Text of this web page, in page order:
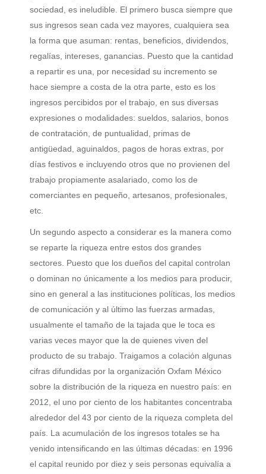
sociedad, es ineludible. El primero busca siempre que
sus ingresos sean cada vez mayores, cualquiera sea
la forma que asuman: rentas, beneficios, dividendos,
regalías, intereses, ganancias. Puesto que la cantidad
a repartir es una, por necesidad su incremento se
hace siempre a costa de la otra parte, esto es los
ingresos percibidos por el trabajo, en sus diversas
expresiones o modalidades: sueldos, salarios, bonos
de contratación, de puntualidad, primas de
antigüedad, aguinaldos, pagos de horas extras, por
días festivos e incluyendo otros que no provienen del
trabajo propiamente asalariado, como los de
comerciantes en pequeño, artesanos, profesionales,
etc.
Un segundo aspecto a considerar es la manera como
se reparte la riqueza entre estos dos grandes
sectores. Puesto que los dueños del capital controlan
o dominan no únicamente a los medios para producir,
sino en general a las instituciones políticas, los medios
de comunicación y al último las fuerzas armadas,
usualmente el tamaño de la tajada que le toca es
varias veces mayor que la de quienes viven del
producto de su trabajo. Traigamos a colación algunas
cifras difundidas por la organización Oxfam México
sobre la distribución de la riqueza en nuestro país: en
2012, el uno por ciento de los habitantes concentraba
alrededor del 43 por ciento de la riqueza completa del
país. La acumulación de los ingresos totales se ha
venido intensificando en las últimas décadas: en 1996
el capital reunido por diez y seis personas equivalía a